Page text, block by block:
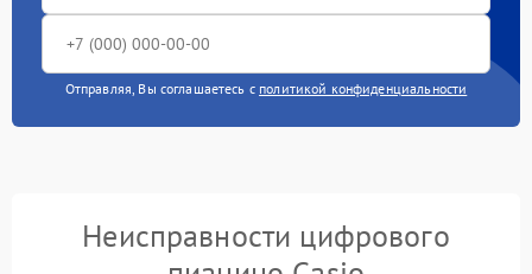
Отправляя, Вы соглашаетесь с политикой конфиденциальности
Неисправности цифрового